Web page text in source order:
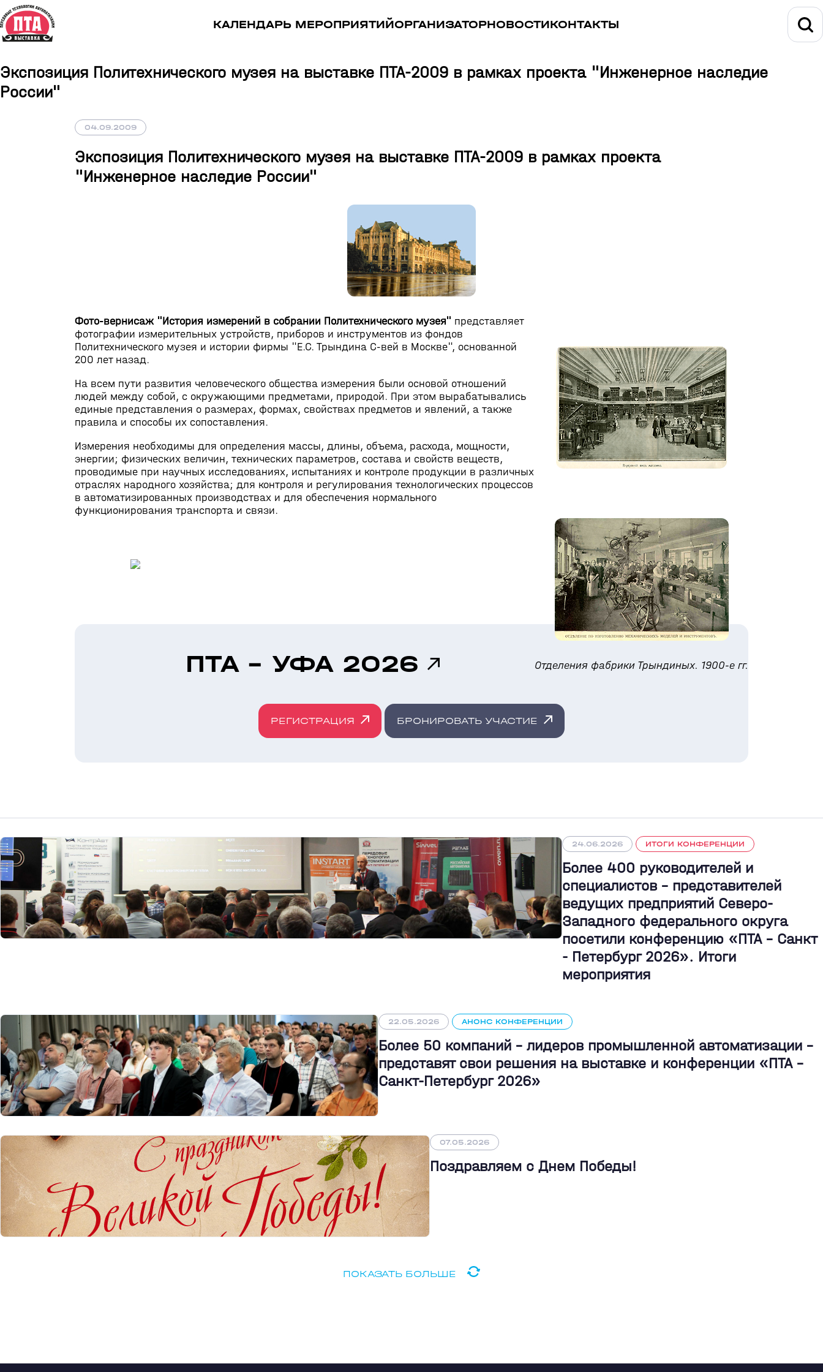
КАЛЕНДАРЬ МЕРОПРИЯТИЙОРГАНИЗАТОРНОВОСТИКОНТАКТЫ
Экспозиция Политехнического музея на выставке ПТА-2009 в рамках проекта "Инженерное наследие
России"
04.09.2009
Экспозиция Политехнического музея на выставке ПТА-2009 в рамках проекта
"Инженерное наследие России"
Отделения фабрики Трындиных. 1900-е гг.
Фото-вернисаж "История измерений в собрании Политехнического музея" представляет
фотографии измерительных устройств, приборов и инструментов из фондов
Политехнического музея и истории фирмы "Е.С. Трындина С-вей в Москве", основанной
200 лет назад.
На всем пути развития человеческого общества измерения были основой отношений
людей между собой, с окружающими предметами, природой. При этом вырабатывались
единые представления о размерах, формах, свойствах предметов и явлений, а также
правила и способы их сопоставления.
Измерения необходимы для определения массы, длины, объема, расхода, мощности,
энергии; физических величин, технических параметров, состава и свойств веществ,
проводимые при научных исследованиях, испытаниях и контроле продукции в различных
отраслях народного хозяйства; для контроля и регулирования технологических процессов
в автоматизированных производствах и для обеспечения нормального
функционирования транспорта и связи.
ПТА - УФА 2026
РЕГИСТРАЦИЯ БРОНИРОВАТЬ УЧАСТИЕ
24.06.2026 ИТОГИ КОНФЕРЕНЦИИ
Более 400 руководителей и
специалистов – представителей
ведущих предприятий Северо-
Западного федерального округа
посетили конференцию «ПТА – Санкт
- Петербург 2026». Итоги
мероприятия
22.05.2026 АНОНС КОНФЕРЕНЦИИ
Более 50 компаний - лидеров промышленной автоматизации -
представят свои решения на выставке и конференции «ПТА –
Санкт-Петербург 2026»
07.05.2026
Поздравляем с Днем Победы!
ПОКАЗАТЬ БОЛЬШЕ